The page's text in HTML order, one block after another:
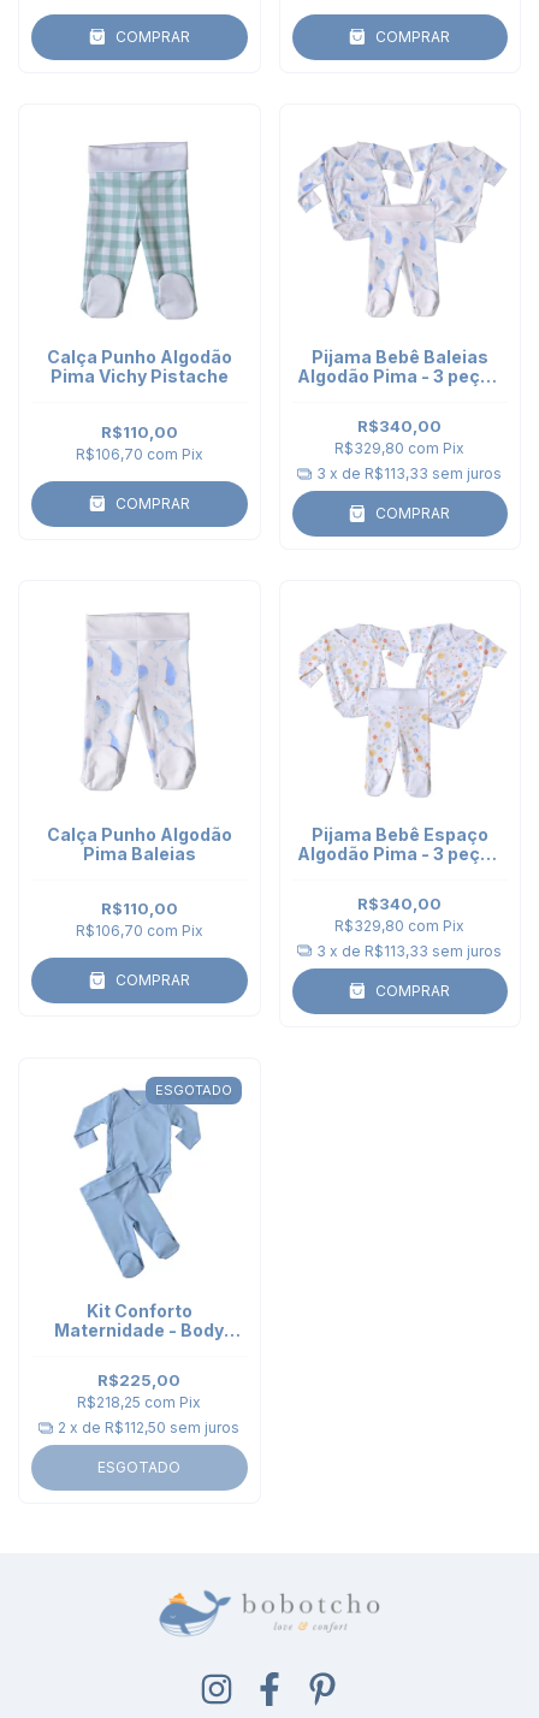
COMPRAR COMPRAR
Calça Punho Algodão
Pima Vichy Pistache
R$110,00
R$106,70 com Pix
COMPRAR
Pijama Bebê Baleias
Algodão Pima - 3 peças
R$340,00
R$329,80 com Pix
3 x de R$113,33 sem juros
COMPRAR
Calça Punho Algodão
Pima Baleias
R$110,00
R$106,70 com Pix
COMPRAR
Pijama Bebê Espaço
Algodão Pima - 3 peças
R$340,00
R$329,80 com Pix
3 x de R$113,33 sem juros
COMPRAR
ESGOTADO
Kit Conforto
Maternidade - Body
R$225,00
R$218,25 com Pix
2 x de R$112,50 sem juros
ESGOTADO